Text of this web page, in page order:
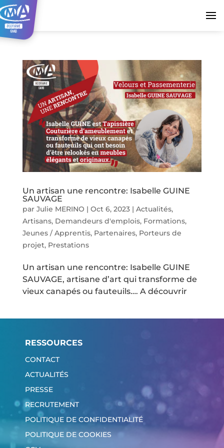
Un artisan une rencontre: Isabelle GUINE
SAUVAGE
par Julie MERINO | Oct 6, 2023| Actualités,
Artisans, Demandeurs d'emplois, Formations,
Jeunes / Apprentis, Partenaires, Porteurs de
projet, Prestations
Un artisan une rencontre: Isabelle GUINE
SAUVAGE, artisane d’art qui transforme de
vieux canapés ou fauteuils…. A découvrir
RESSOURCES
CONTACT
ACTUALITÉS
PRESSE
RECRUTEMENT
POLITIQUE DE CONFIDENTIALITÉ
POLITIQUE DE COOKIES